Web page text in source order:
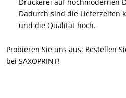
Druckerei auf hochmodernen
Dadurch sind die Lieferzeiten
und die Qualität hoch.
Probieren Sie uns aus: Bestellen
bei SAXOPRINT!